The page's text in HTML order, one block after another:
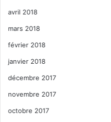
avril 2018
mars 2018
février 2018
janvier 2018
décembre 2017
novembre 2017
octobre 2017